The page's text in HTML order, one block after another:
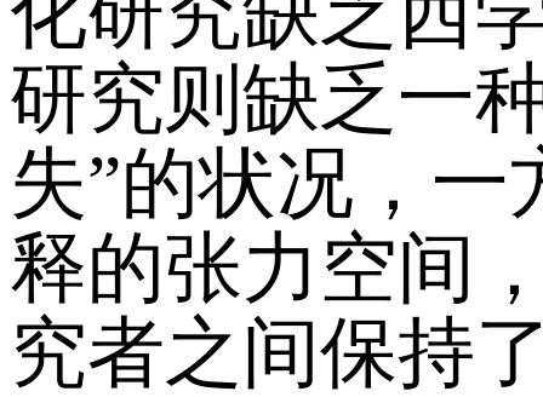
研究则缺乏一
失”的状况，
释的张力空间
究者之间保持